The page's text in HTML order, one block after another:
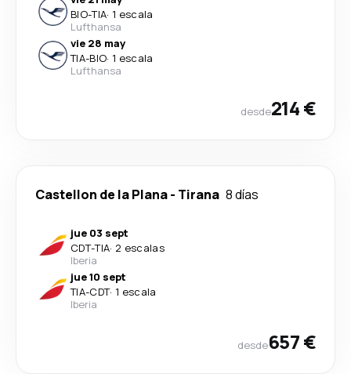
BIO-TIA· 1 escala
Lufthansa
vie 28 may
TIA-BIO· 1 escala
Lufthansa
desde214 €
Castellon de la Plana- Tirana 8 días
jue 03 sept
CDT-TIA· 2 escalas
Iberia
jue 10 sept
TIA-CDT· 1 escala
Iberia
desde657 €